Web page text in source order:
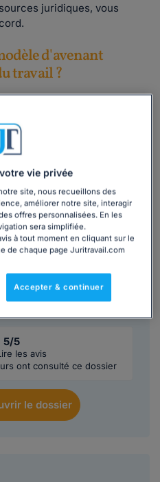
juridiques, vous
d'avenant
travail ?
mettre en place le
salarié(s) déterminé(s).
de travail vous aide à
le(s) salarié(s) concerné(s).
est inclus dans le
: les clés pour garantir
5/5
les avis
ont consulté ce dossier
le dossier
vie privée
site, nous recueillons des
améliorer notre site, interagir
offres personnalisées. En les
sera simplifiée.
à tout moment en cliquant sur le
de chaque page Juritravail.com
Accepter & continuer